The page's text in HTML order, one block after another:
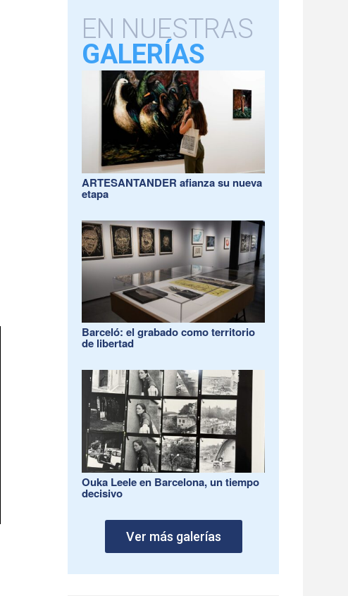
EN NUESTRAS
GALERÍAS
ARTESANTANDER afianza su nueva
etapa
Barceló: el grabado como territorio
de libertad
Ouka Leele en Barcelona, un tiempo
decisivo
Ver más galerías